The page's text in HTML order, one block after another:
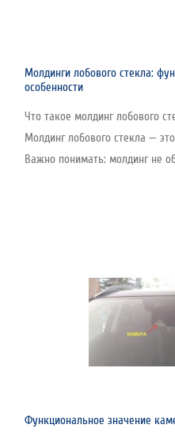
Молдинги лобового стекла:
особенности
Что такое молдинг лобового
Молдинг лобового стекла —
Важно понимать: молдинг не
Функциональное значение